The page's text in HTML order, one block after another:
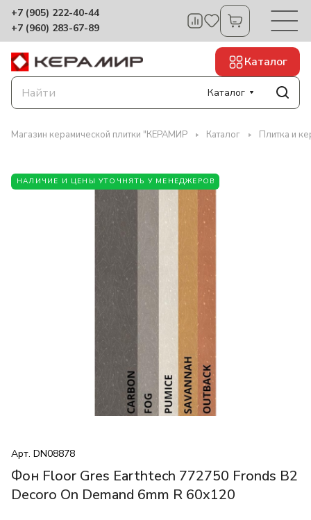
+7 (905) 222-40-44
+7 (960) 283-67-89
Каталог
Каталог
Магазин керамической плитки "КЕРАМИР Каталог Плитка и
НАЛИЧИЕ И ЦЕНЫ УТОЧНЯТЬ У МЕНЕДЖЕРОВ
Арт. DN08878
Фон Floor Gres Earthtech 772750 Fronds B2
Decoro On Demand 6mm R 60x120